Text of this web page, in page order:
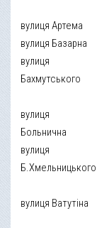
вулиця Артема
вулиця Базарна
вулиця
Бахмутського
вулиця
Больнична
вулиця
Б.Хмельницького
вулиця Ватутіна